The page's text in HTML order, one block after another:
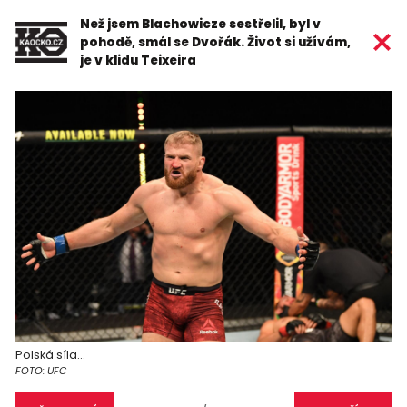
Než jsem Blachowicze sestřelil, byl v
pohodě, smál se Dvořák. Život si užívám,
je v klidu Teixeira
Polská síla...
FOTO: UFC